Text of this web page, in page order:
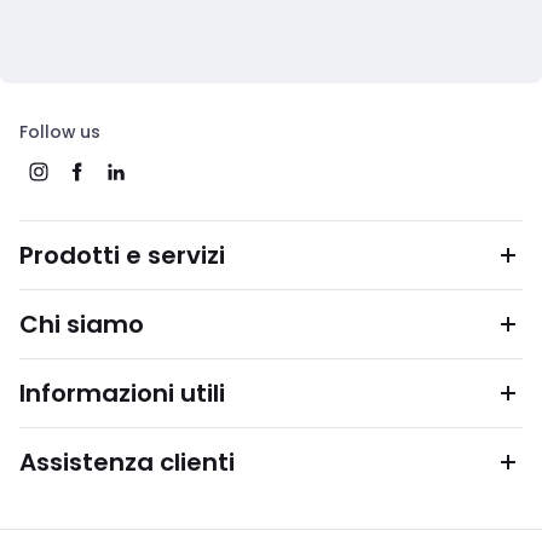
Follow us
Prodotti e servizi
Chi siamo
Informazioni utili
Assistenza clienti